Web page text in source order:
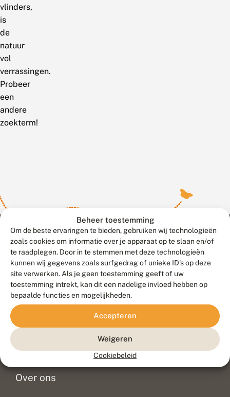
Beheer toestemming
Om de beste ervaringen te bieden, gebruiken wij technologieën
zoals cookies om informatie over je apparaat op te slaan en/of
te raadplegen. Door in te stemmen met deze technologieën
kunnen wij gegevens zoals surfgedrag of unieke ID's op deze
site verwerken. Als je geen toestemming geeft of uw
toestemming intrekt, kan dit een nadelige invloed hebben op
bepaalde functies en mogelijkheden.
Accepteren
Weigeren
Cookiebeleid
vlinders,
is
de
natuur
vol
verrassingen.
Probeer
een
andere
zoekterm!
Contact
Veelgestelde vragen
Doneer
Over ons
Meld waarnemingen© 2026 Vlinderstichting
Duurzaam ontwikkeld door
Go2People
, ontworpen door
Blue Field Agency
Privacy
Disclaimer
Sitemap